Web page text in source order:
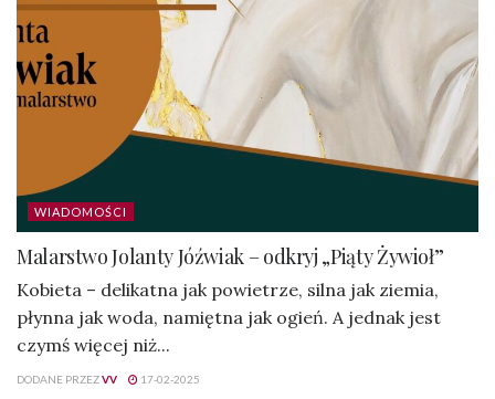
WIADOMOŚCI
Malarstwo Jolanty Jóźwiak – odkryj „Piąty Żywioł”
Kobieta – delikatna jak powietrze, silna jak ziemia,
płynna jak woda, namiętna jak ogień. A jednak jest
czymś więcej niż...
DODANE PRZEZVV 17-02-2025